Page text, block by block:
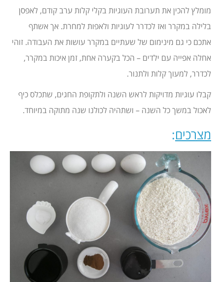
מומלץ להכין את תערובת העוגיות בקלי קלות ערב קודם, לאפסן
בלילה במקרר ואז לכדרר לעוגיות ולאפות למחרת. אך אשתף
אתכם כי גם מינימום של שעתיים במקרר עושות את העבודה. זוהי
אחלה אפייה עם ילדים – הכל בקערה אחת, זמן איכות במקרר,
לכדרר, למעוך קלות ולתנור.
קבלו עוגיות מדויקות לראש השנה ולתקופת החגים, שתכלס כיף
לאכול במשך כל השנה – ושתהיה לכולנו שנה מתוקה במיוחד.
מצרכים: